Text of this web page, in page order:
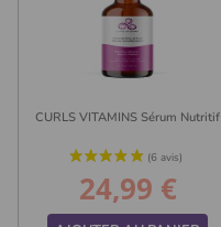
CURLS VITAMINS Sérum Nutritif
Prix
24,99 €